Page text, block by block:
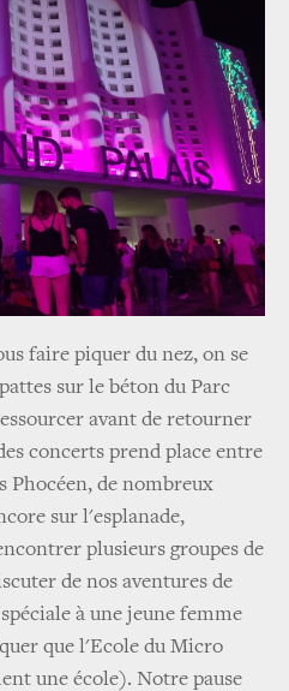
faire piquer du nez, on se
sur le béton du Parc
avant de retourner
concerts prend place entre
Phocéen, de nombreux
sur l'esplanade,
plusieurs groupes de
de nos aventures de
à une jeune femme
que l'Ecole du Micro
une école). Notre pause